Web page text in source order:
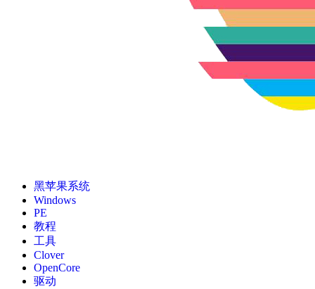
黑苹果系统
Windows
PE
教程
工具
Clover
OpenCore
驱动